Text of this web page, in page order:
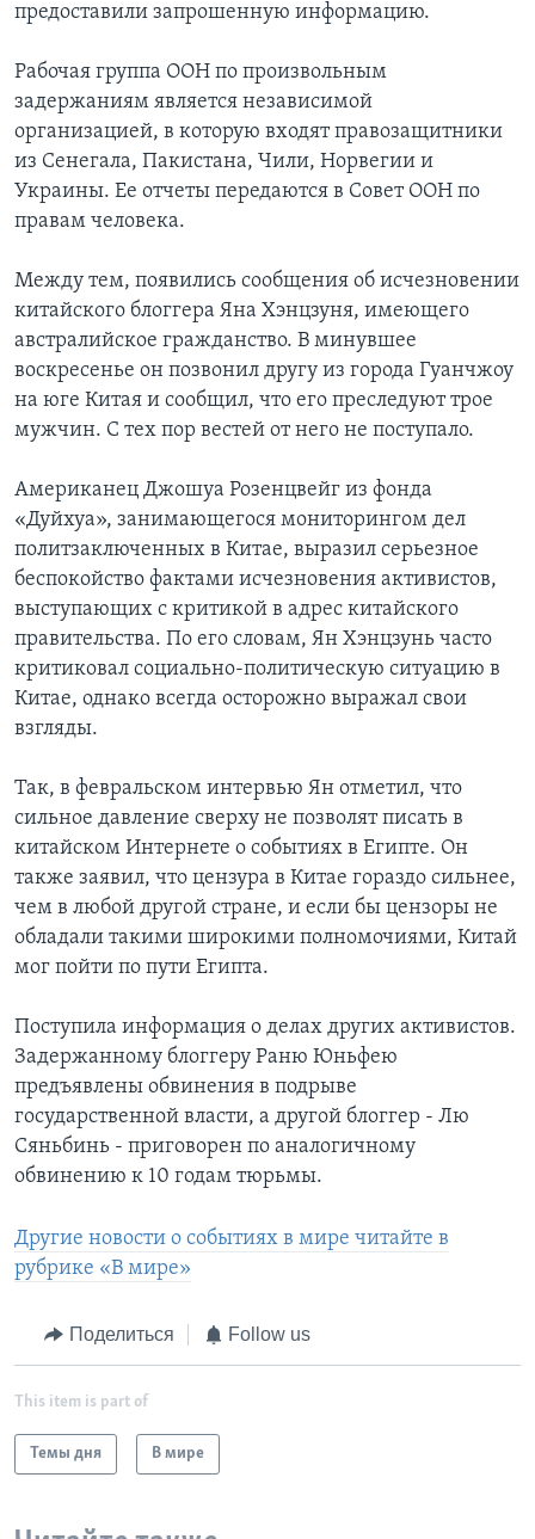
предоставили запрошенную информацию.
Рабочая группа ООН по произвольным
задержаниям является независимой
организацией, в которую входят правозащитники
из Сенегала, Пакистана, Чили, Норвегии и
Украины. Ее отчеты передаются в Совет ООН по
правам человека.
Между тем, появились сообщения об исчезновении
китайского блоггера Яна Хэнцзуня, имеющего
австралийское гражданство. В минувшее
воскресенье он позвонил другу из города Гуанчжоу
на юге Китая и сообщил, что его преследуют трое
мужчин. С тех пор вестей от него не поступало.
Американец Джошуа Розенцвейг из фонда
«Дуйхуа», занимающегося мониторингом дел
политзаключенных в Китае, выразил серьезное
беспокойство фактами исчезновения активистов,
выступающих с критикой в адрес китайского
правительства. По его словам, Ян Хэнцзунь часто
критиковал социально-политическую ситуацию в
Китае, однако всегда осторожно выражал свои
взгляды.
Так, в февральском интервью Ян отметил, что
сильное давление сверху не позволят писать в
китайском Интернете о событиях в Египте. Он
также заявил, что цензура в Китае гораздо сильнее,
чем в любой другой стране, и если бы цензоры не
обладали такими широкими полномочиями, Китай
мог пойти по пути Египта.
Поступила информация о делах других активистов.
Задержанному блоггеру Раню Юньфею
предъявлены обвинения в подрыве
государственной власти, а другой блоггер - Лю
Сяньбинь - приговорен по аналогичному
обвинению к 10 годам тюрьмы.
Другие новости о событиях в мире читайте в
рубрике «В мире»
Поделиться Follow us
This item is part of
Темы дня В мире